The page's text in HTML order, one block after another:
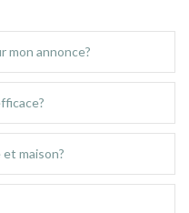
mon annonce?
maison?